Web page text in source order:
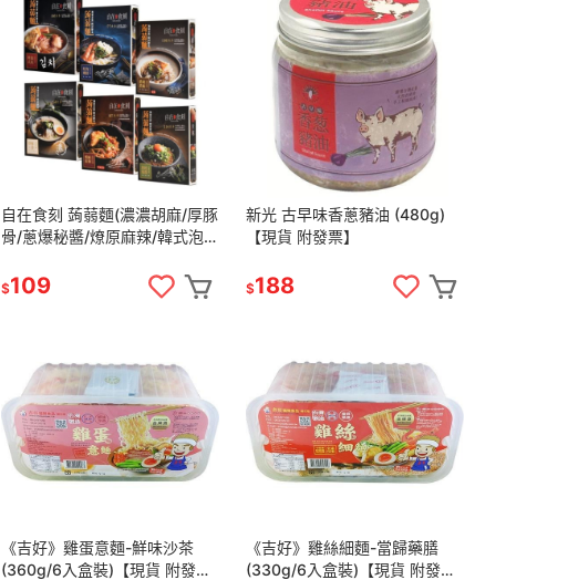
自在食刻 蒟蒻麵(濃濃胡麻/厚豚
骨/蔥爆秘醬/燎原麻辣/韓式泡
$109
新光 古早味香蔥豬油 (480g)
【現貨 附發票】
$188
《吉好》雞蛋意麵-鮮味沙茶
(360g/6入盒裝)【現貨 附發
《吉好》雞絲細麵-當歸藥膳
(330g/6入盒裝)【現貨 附發